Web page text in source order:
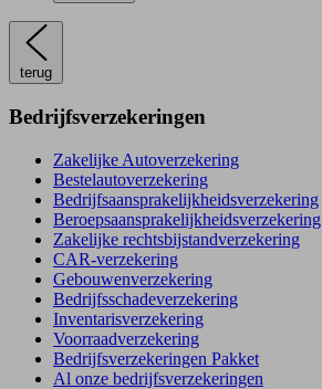
terug
Bedrijfsverzekeringen
Zakelijke Autoverzekering
Bestelautoverzekering
Bedrijfsaansprakelijkheidsverzekering
Beroepsaansprakelijkheidsverzekering
Zakelijke rechtsbijstandverzekering
CAR-verzekering
Gebouwenverzekering
Bedrijfsschadeverzekering
Inventarisverzekering
Voorraadverzekering
Bedrijfsverzekeringen Pakket
Al onze bedrijfsverzekeringen